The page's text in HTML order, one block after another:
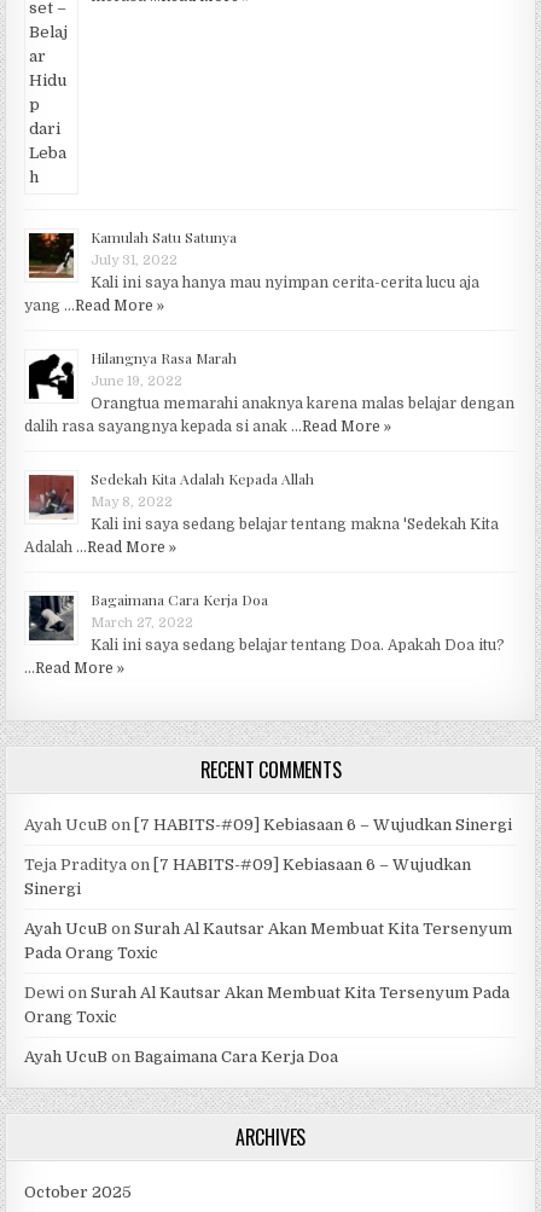
Kamulah Satu Satunya
July 31, 2022
Kali ini saya hanya mau nyimpan cerita-cerita lucu aja
yang …Read More »
Hilangnya Rasa Marah
June 19, 2022
Orangtua memarahi anaknya karena malas belajar dengan
dalih rasa sayangnya kepada si anak …Read More »
Sedekah Kita Adalah Kepada Allah
May 8, 2022
Kali ini saya sedang belajar tentang makna 'Sedekah Kita
Adalah …Read More »
Bagaimana Cara Kerja Doa
March 27, 2022
Kali ini saya sedang belajar tentang Doa. Apakah Doa itu?
…Read More »
RECENT COMMENTS
Ayah UcuB on [7 HABITS-#09] Kebiasaan 6 – Wujudkan Sinergi
Teja Praditya on [7 HABITS-#09] Kebiasaan 6 – Wujudkan
Sinergi
Ayah UcuB onSurah Al Kautsar Akan Membuat Kita Tersenyum
Pada Orang Toxic
Dewi onSurah Al Kautsar Akan Membuat Kita Tersenyum Pada
Orang Toxic
Ayah UcuB onBagaimana Cara Kerja Doa
ARCHIVES
October 2025